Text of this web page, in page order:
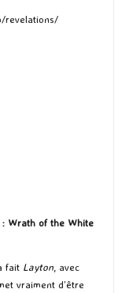
revelations/
: Wrath of the White
fait Layton , avec
vraiment d’être